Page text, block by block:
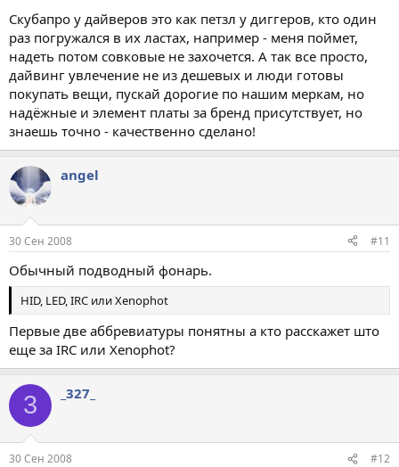
Скубапро у дайверов это как петзл у диггеров, кто один
раз погружался в их ластах, например - меня поймет,
надеть потом совковые не захочется. А так все просто,
дайвинг увлечение не из дешевых и люди готовы
покупать вещи, пускай дорогие по нашим меркам, но
надёжные и элемент платы за бренд присутствует, но
знаешь точно - качественно сделано!
angel
30 Сен 2008 #11
Обычный подводный фонарь.
HID, LED, IRC или Xenophot
Первые две аббревиатуры понятны а кто расскажет што
еще за IRC или Xenophot?
3 _327_
30 Сен 2008 #12